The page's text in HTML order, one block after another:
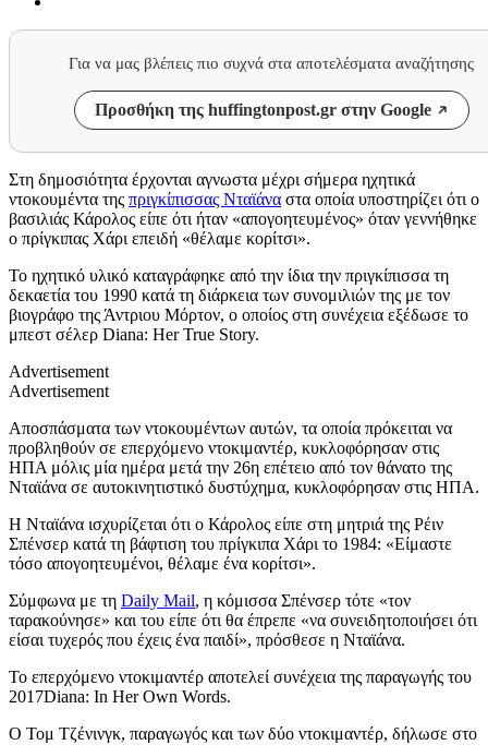
Για να μας βλέπεις πιο συχνά στα αποτελέσματα αναζήτησης
Προσθήκη της huffingtonpost.gr στην Google
Στη δημοσιότητα έρχονται αγνωστα μέχρι σήμερα ηχητικά
ντοκουμέντα της πριγκίπισσας Νταϊάνα στα οποία υποστηρίζει ότι ο
βασιλιάς Κάρολος είπε ότι ήταν «απογοητευμένος» όταν γεννήθηκε
ο πρίγκιπας Χάρι επειδή «θέλαμε κορίτσι».
Το ηχητικό υλικό καταγράφηκε από την ίδια την πριγκίπισσα τη
δεκαετία του 1990 κατά τη διάρκεια των συνομιλιών της με τον
βιογράφο της Άντριου Μόρτον, ο οποίος στη συνέχεια εξέδωσε το
μπεστ σέλερ Diana: Her True Story.
Advertisement
Advertisement
Αποσπάσματα των ντοκουμέντων αυτών, τα οποία πρόκειται να
προβληθούν σε επερχόμενο ντοκιμαντέρ, κυκλοφόρησαν στις
ΗΠΑ μόλις μία ημέρα μετά την 26η επέτειο από τον θάνατο της
Νταϊάνα σε αυτοκινητιστικό δυστύχημα, κυκλοφόρησαν στις ΗΠΑ.
Η Νταϊάνα ισχυρίζεται ότι ο Κάρολος είπε στη μητριά της Ρέιν
Σπένσερ κατά τη βάφτιση του πρίγκιπα Χάρι το 1984: «Είμαστε
τόσο απογοητευμένοι, θέλαμε ένα κορίτσι».
Σύμφωνα με τη Daily Mail, η κόμισσα Σπένσερ τότε «τον
ταρακούνησε» και του είπε ότι θα έπρεπε «να συνειδητοποιήσει ότι
είσαι τυχερός που έχεις ένα παιδί», πρόσθεσε η Νταϊάνα.
Το επερχόμενο ντοκιμαντέρ αποτελεί συνέχεια της παραγωγής του
2017Diana: In Her Own Words.
Ο Τομ Τζένινγκ, παραγωγός και των δύο ντοκιμαντέρ, δήλωσε στο